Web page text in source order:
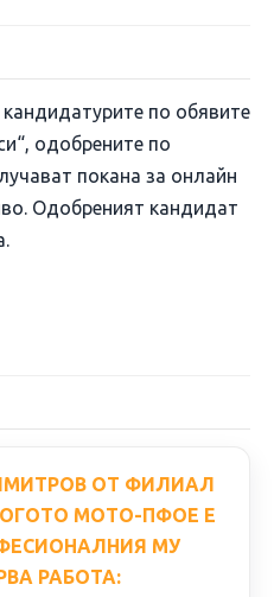
по обявите
одобрените по
покана за онлайн
Одобреният кандидат
ОТ ФИЛИАЛ
МОТО-ПФОЕ Е
МУ
РАБОТА: